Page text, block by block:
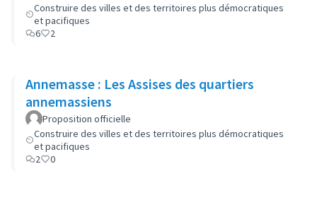
Construire des villes et des territoires plus démocratiques
et pacifiques
6
2
Annemasse : Les Assises des quartiers
annemassiens
Proposition officielle
Construire des villes et des territoires plus démocratiques
et pacifiques
2
0